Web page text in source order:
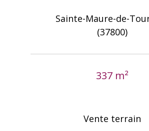
Sainte-Maure-de-
(37800)
337 m²
Vente terrain